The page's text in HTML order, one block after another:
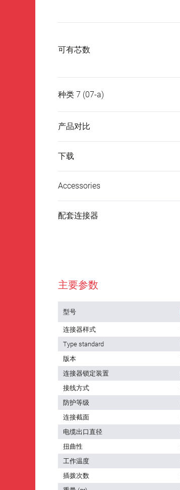
可有芯数
种类 7 (07-a)
产品对比
下载
Accessories
配套连接器
主要参数
型号
连接器样式
Type standard
版本
连接器锁定装置
接线方式
防护等级
连接截面
电缆出口直径
扭曲性
工作温度
插拨次数